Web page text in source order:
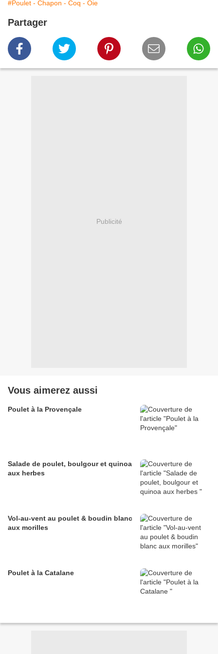
#Poulet - Chapon - Coq - Oie
Partager
Publicité
Vous aimerez aussi
Poulet à la Provençale
Salade de poulet, boulgour et quinoa
aux herbes
Vol-au-vent au poulet & boudin blanc
aux morilles
Poulet à la Catalane